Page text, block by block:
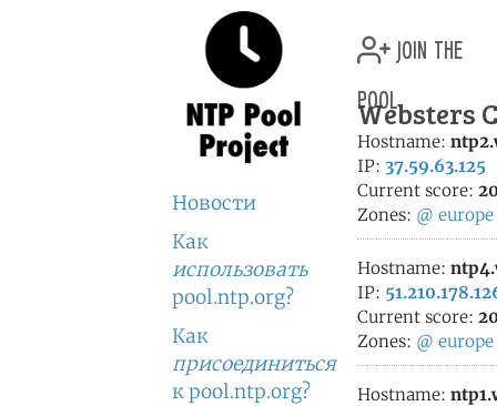
Новости
Как
использовать
pool.ntp.org?
Как
присоединиться
к pool.ntp.org?
join the
pool
Websters
Hostname:
IP: 37.59.63.125
Current score:
Zones: @ europe
Hostname:
IP:
Current score:
Zones: @ europe
Hostname: